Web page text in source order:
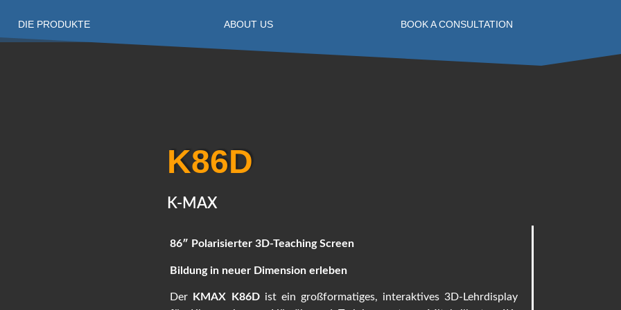
DIE PRODUKTE ABOUT US BOOK A CONSULTATION
K86D
K-MAX
86″ Polarisierter 3D-Teaching Screen
Bildung in neuer Dimension erleben
Der KMAX K86Dist ein großformatiges, interaktives 3D-Lehrdisplay